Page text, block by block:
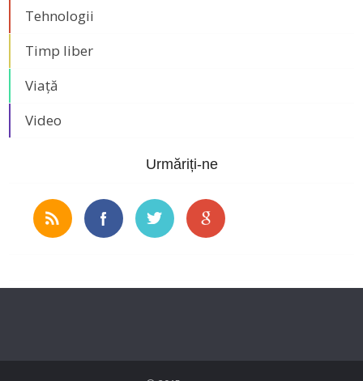
Tehnologii
Timp liber
Viață
Video
Urmăriți-ne